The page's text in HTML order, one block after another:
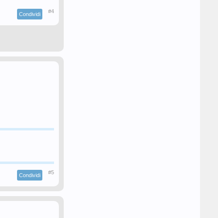
Condividi #4
Condividi #5